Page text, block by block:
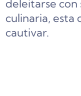
deleitarse con
culinaria, esta
cautivar.